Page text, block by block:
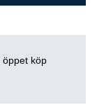
öppet köp